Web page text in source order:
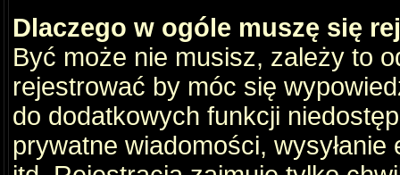
Dlaczego w ogóle muszę się
Być może nie musisz, zależy to
rejestrować by móc się
do dodatkowych funkcji
prywatne wiadomości,